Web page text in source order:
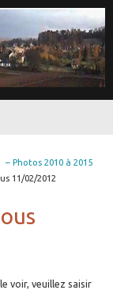
– Photos 2010 à 2015
11/02/2012
voir, veuillez saisir